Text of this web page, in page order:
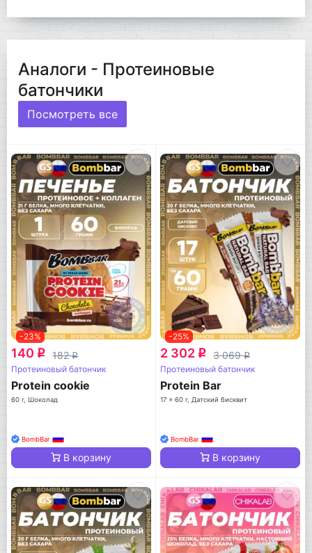
Аналоги - Протеиновые
батончики
Посмотреть все
-23%
140 q 182q
Протеиновый батончик
Protein cookie
60 г, Шоколад
BombBar
В корзину
-25%
2 302 q 3 069q
Протеиновый батончик
Protein Bar
17 x 60 г, Датский бисквит
BombBar
В корзину